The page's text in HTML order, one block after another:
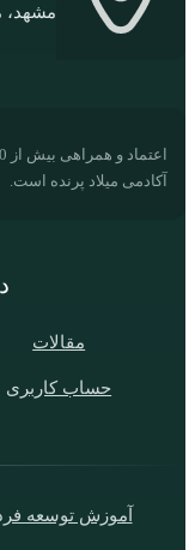
مشهد،
مقالات
حساب کاربری
آکادمی میلاد پرنده است.
آموزش توسعه